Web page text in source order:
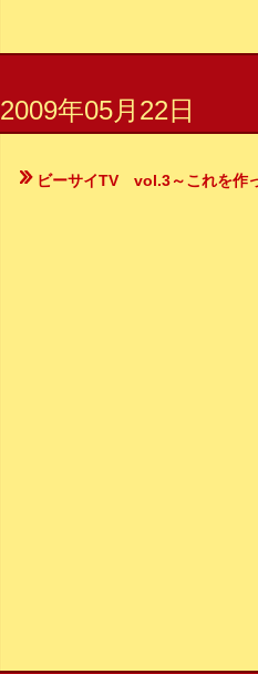
2009年05月22日
ビーサイTV vol.3～これを作